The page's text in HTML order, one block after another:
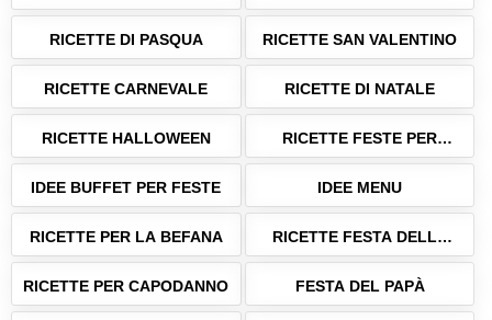
RICETTE DI PASQUA RICETTE SAN VALENTINO
RICETTE CARNEVALE RICETTE DI NATALE
RICETTE HALLOWEEN
RICETTE FESTE PER
BAMBINI
IDEE BUFFET PER FESTE
IDEE MENU
RICETTE PER LA BEFANA
RICETTE FESTA DELLA
MAMMA
RICETTE PER CAPODANNO
FESTA DEL PAPÀ